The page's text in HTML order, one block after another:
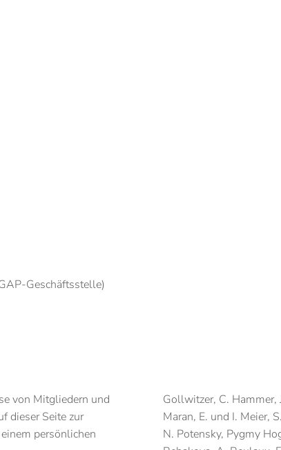
Geschäftsstelle)
von Mitgliedern und
dieser Seite zur
persönlichen
Gollwitzer, C. Hammer,
Maran, E. und I. Meier,
N. Potensky, Pygmy